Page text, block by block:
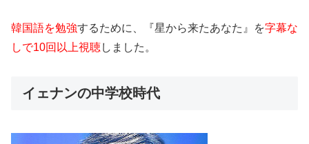
韓国語を勉強するために、『星から来たあなた』を字幕な
しで10回以上視聴しました。
イェナンの中学校時代